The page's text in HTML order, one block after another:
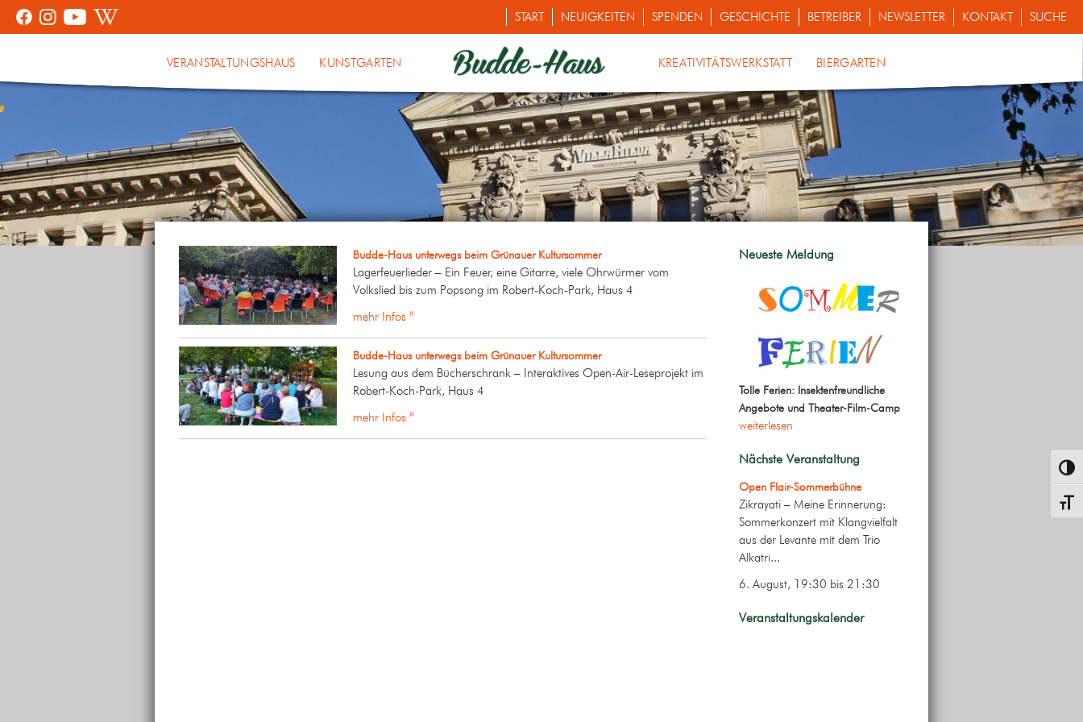
START NEUIGKEITEN SPENDEN GESCHICHTE BETREIBER NEWSLETTER KONTAKT SUCHE
VERANSTALTUNGSHAUS KUNSTGARTEN KREATIVITÄTSWERKSTATT BIERGARTEN
Budde-Haus unterwegs beim Grünauer Kultursommer
Lagerfeuerlieder – Ein Feuer, eine Gitarre, viele Ohrwürmer vom
Volkslied bis zum Popsong im Robert-Koch-Park, Haus 4
mehr Infos »
Budde-Haus unterwegs beim Grünauer Kultursommer
Lesung aus dem Bücherschrank – Interaktives Open-Air-Leseprojekt im
Robert-Koch-Park, Haus 4
mehr Infos »
Neueste Meldung
Tolle Ferien: Insektenfreundliche
Angebote und Theater-Film-Camp
weiterlesen
Nächste Veranstaltung
Open Flair-Sommerbühne
Zikrayati – Meine Erinnerung:
Sommerkonzert mit Klangvielfalt
aus der Levante mit dem Trio
Alkatri...
6. August, 19:30 bis 21:30
Veranstaltungskalender